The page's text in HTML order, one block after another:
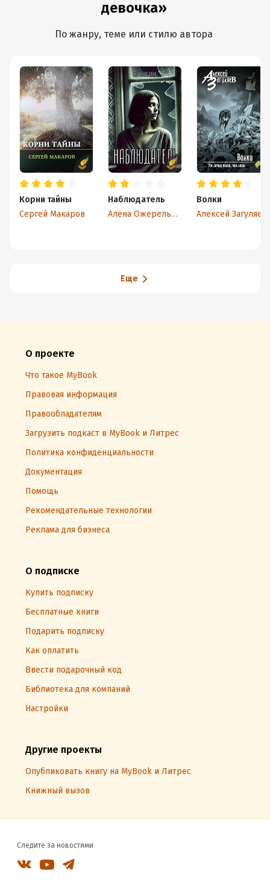
девочка»
По жанру, теме или стилю автора
Корни тайны
Сергей Макаров
Наблюдатель
Алёна Ожерельева
Волки
Алексей Загуляев
Еще
О проекте
Что такое MyBook
Правовая информация
Правообладателям
Загрузить подкаст в MyBook и Литрес
Политика конфиденциальности
Документация
Помощь
Рекомендательные технологии
Реклама для бизнеса
О подписке
Купить подписку
Бесплатные книги
Подарить подписку
Как оплатить
Ввести подарочный код
Библиотека для компаний
Настройки
Другие проекты
Опубликовать книгу на MyBook и Литрес
Книжный вызов
Следите за новостями